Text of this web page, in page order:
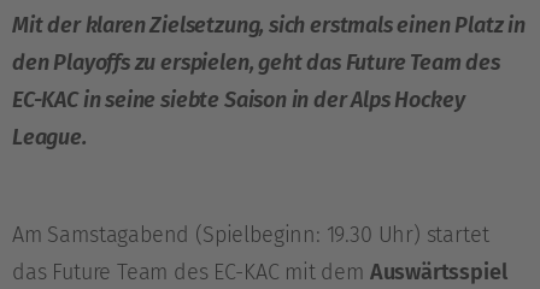
Mit der klaren Zielsetzung, sich erstmals einen Platz in
den Playoffs zu erspielen, geht das Future Team des
EC-KAC in seine siebte Saison in der Alps Hockey
League.
Am Samstagabend (Spielbeginn: 19.30 Uhr) startet
das Future Team des EC-KAC mit dem Auswärtsspiel